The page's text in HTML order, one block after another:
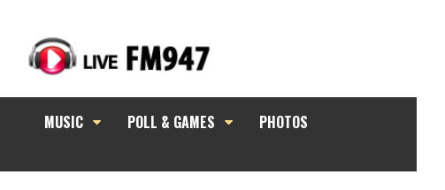
MUSIC POLL & GAMES
PHOTOS